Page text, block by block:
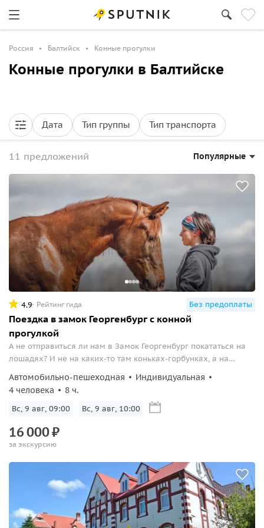
Россия Балтийск Конные прогулки
Конные прогулки в Балтийске
Дата Тип группы Тип транспорта
11 предложений Популярные
4.9 Рейтинг гида Без предоплаты
Поездка в замок Георгенбург с конной
прогулкой
А не отправиться ли нам в Замок Георгенбург покататься на
лошадях? И не на каких-то там коньках-горбунках, а на
скрещивания низкорослых прусских «швайке» с английскими
лошадьми...
Автомобильно-пешеходная
Индивидуальная
4 человека
8 ч.
Вс, 9 авг, 09:00 Вс, 9 авг, 10:00
16000₽
за экскурсию